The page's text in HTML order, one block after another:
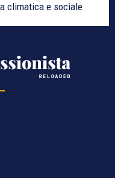
climatica e sociale